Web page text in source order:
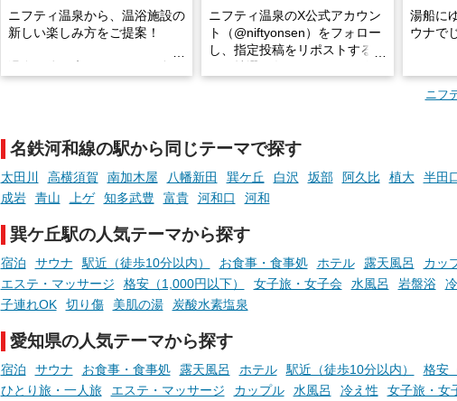
ニフティ温泉から、温浴施設の
新しい楽しみ方をご提案！
手相やタロットなど気軽に楽し
める占いで、“ととのう”おふろ
時間を、もっと特別に。
ニフティ温泉のX公式アカウン
ト（@niftyonsen）をフォロー
し、指定投稿をリポストする
湯船に
ウナで
そんな
でくる
らこそ
の本音
ニフ
名鉄河和線の駅から同じテーマで探す
太田川 高横須賀 南加木屋 八幡新田 巽ケ丘 白沢 坂部 阿久比 植大 半田
成岩
青山 上ゲ 知多武豊 富貴 河和口 河和
巽ケ丘駅の人気テーマから探す
宿泊 サウナ 駅近（徒歩10分以内） お食事・食事処 ホテル 露天風呂 カッ
エステ・マッサージ
格安（1,000円以下） 女子旅・女子会 水風呂 岩盤浴
子連れOK
切り傷 美肌の湯 炭酸水素塩泉
愛知県の人気テーマから探す
宿泊 サウナ お食事・食事処 露天風呂 ホテル 駅近（徒歩10分以内）
格安
ひとり旅・一人旅
エステ・マッサージ カップル 水風呂 冷え性 女子旅・女